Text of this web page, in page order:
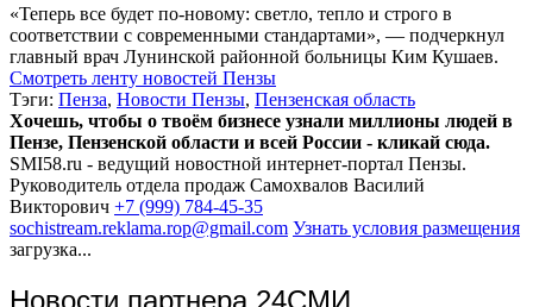
«Теперь все будет по-новому: светло, тепло и строго в
соответствии с современными стандартами», — подчеркнул
главный врач Лунинской районной больницы Ким Кушаев.
Смотреть ленту новостей Пензы
Тэги: Пенза, Новости Пензы, Пензенская область
Хочешь, чтобы о твоём бизнесе узнали миллионы людей в
Пензе, Пензенской области и всей России - кликай сюда.
SMI58.ru - ведущий новостной интернет-портал Пензы.
Руководитель отдела продаж Самохвалов Василий
Викторович +7 (999) 784-45-35
sochistream.reklama.rop@gmail.com Узнать условия размещения
загрузка...
Новости партнера 24СМИ